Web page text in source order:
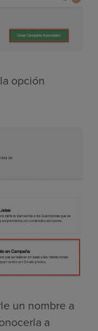
opción
un nombre a
a